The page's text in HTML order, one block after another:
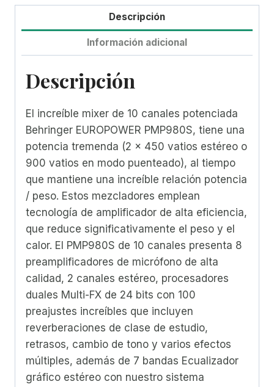
Descripción
Información adicional
Descripción
El increíble mixer de 10 canales potenciada
Behringer EUROPOWER PMP980S, tiene una
potencia tremenda (2 x 450 vatios estéreo o
900 vatios en modo puenteado), al tiempo
que mantiene una increíble relación potencia
/ peso. Estos mezcladores emplean
tecnología de amplificador de alta eficiencia,
que reduce significativamente el peso y el
calor. El PMP980S de 10 canales presenta 8
preamplificadores de micrófono de alta
calidad, 2 canales estéreo, procesadores
duales Multi-FX de 24 bits con 100
preajustes increíbles que incluyen
reverberaciones de clase de estudio,
retrasos, cambio de tono y varios efectos
múltiples, además de 7 bandas Ecualizador
gráfico estéreo con nuestro sistema